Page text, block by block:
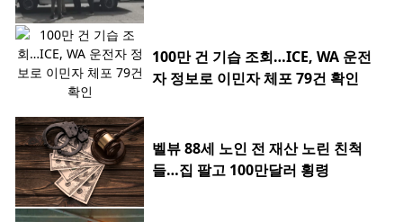
100만 건 기습 조회…ICE, WA 운전
자 정보로 이민자 체포 79건 확인
벨뷰 88세 노인 전 재산 노린 친척
들…집 팔고 100만달러 횡령